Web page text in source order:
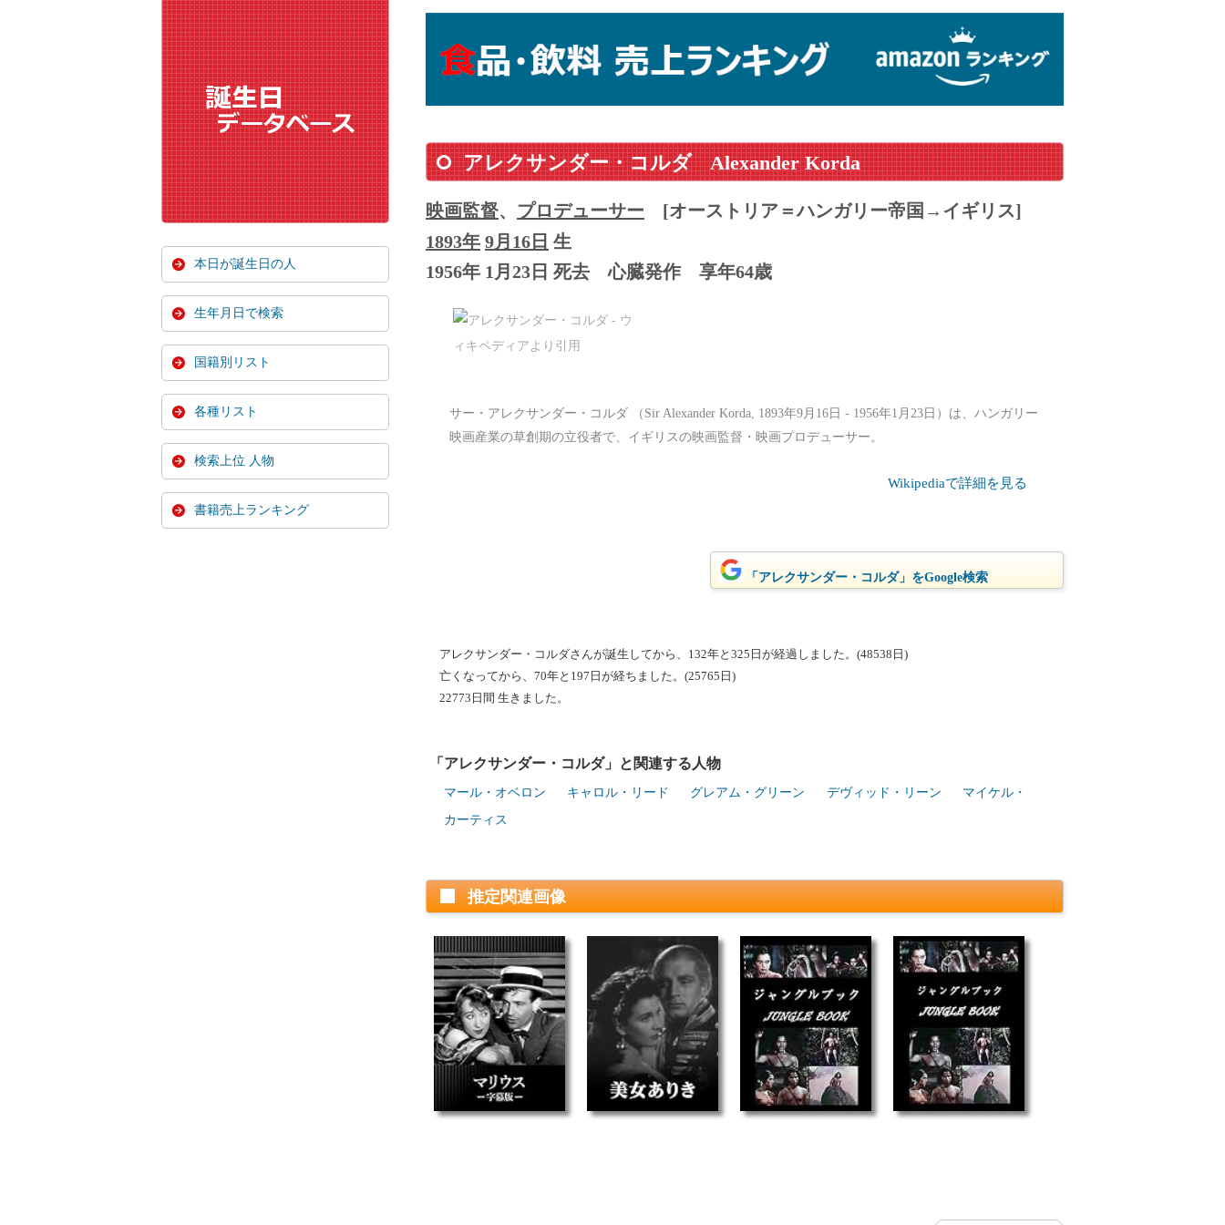
アレクサンダー・コルダ Alexander Korda
映画監督、 プロデューサー
[オーストリア＝ハンガリー帝国→イギリス]
1893年 9月16日 生
1956年 1月23日 死去
心臓発作 享年64歳
サー・アレクサンダー・コルダ （Sir Alexander Korda, 1893年9月16日 - 1956年1月23日）は、ハンガリー
映画産業の草創期の立役者で、イギリスの映画監督・映画プロデューサー。
Wikipediaで詳細を見る
「アレクサンダー・コルダ」をGoogle検索
アレクサンダー・コルダさんが誕生してから、132年と325日が経過しました。(48538日)
亡くなってから、70年と197日が経ちました。(25765日)
22773日間 生きました。
「アレクサンダー・コルダ」と関連する人物
マール・オベロン キャロル・リード グレアム・グリーン デヴィッド・リーン
マイケル・
カーティス
推定関連画像
本日が誕生日の人
生年月日で検索
国籍別リスト
各種リスト
検索上位 人物
書籍売上ランキング